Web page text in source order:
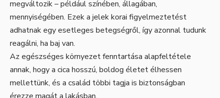
megváltozik – például színében, állagában,
mennyiségében. Ezek a jelek korai figyelmeztetést
adhatnak egy esetleges betegségről, így azonnal tudunk
reagálni, ha baj van.
Az egészséges környezet fenntartása alapfeltétele
annak, hogy a cica hosszú, boldog életet élhessen
mellettünk, és a család többi tagja is biztonságban